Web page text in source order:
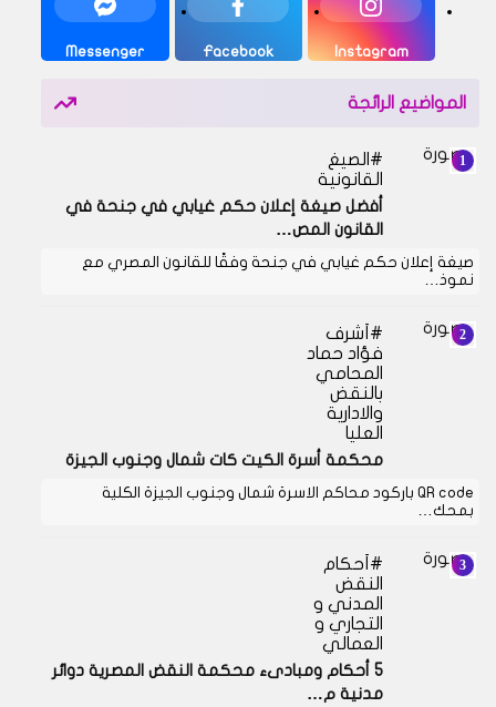
Instagram
Facebook
Messenger
المواضيع الرائجة
الصيغ
القانونية
أفضل صيغة إعلان حكم غيابي في جنحة في
القانون المص…
صيغة إعلان حكم غيابي في جنحة وفقًا للقانون المصري مع
نموذ…
أشرف
فؤاد حماد
المحامي
بالنقض
والادارية
العليا
محكمة أسرة الكيت كات شمال وجنوب الجيزة
QR code باركود محاكم الاسرة شمال وجنوب الجيزة الكلية
بمحك…
أحكام
النقض
المدني و
التجاري و
العمالي
5 أحكام ومبادىء محكمة النقض المصرية دوائر
مدنية م…